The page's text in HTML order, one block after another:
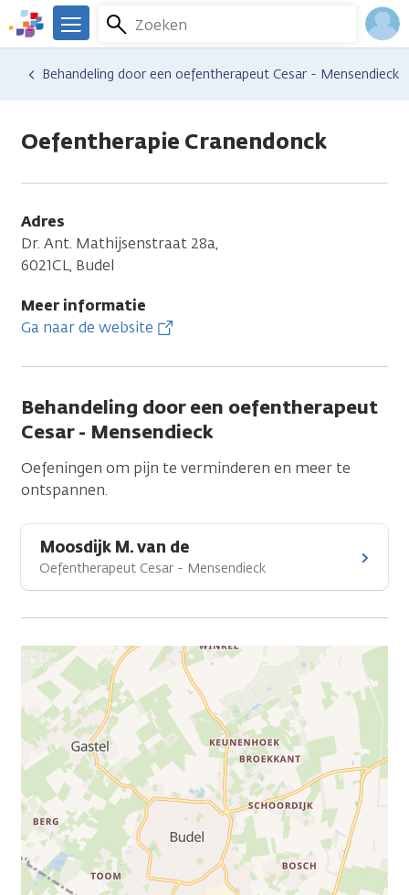
Overslaan
en
naar
We
er
Kanker.nl
Zoeken
Menu
Hulp en ondersteuning
Vind hulp bij kanker
Behandeling door een oefentherapeut Cesar - Mensendieck
Oefentherapie Cranendonck
Adres
Dr. Ant. Mathijsenstraat 28a,
6021CL, Budel
Meer informatie
Ga naar de website
Behandeling door een oefentherapeut
Cesar - Mensendieck
Oefeningen om pijn te verminderen en meer te
ontspannen.
Moosdijk M. van de
Oefentherapeut Cesar - Mensendieck